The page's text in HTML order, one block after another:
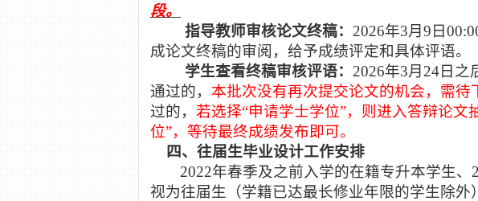
段。
指导教师审核论文终稿： 2026年3月 9 日
成论文终稿的审阅，给予成绩评定和具体评语。
学生查看终稿审核评语： 2026年3月 24日 之
通过的， 本批次没有再次提交论文的机会，需待
过的， 若选择“申请学士学位”，则进入答辩论文
位”，等待最终成绩发布即可。
四、往届生毕业设计工作安排
2022年春季及之前入学的在籍专升本学生、
视为往届生 （学籍已达最长修业年限的学生除外）